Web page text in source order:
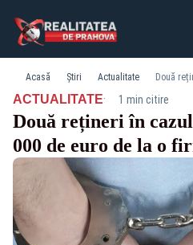
Acasă Știri Actualitate
ACTUALITATE· 1 min citire
Două rețineri în
000 de euro de la o